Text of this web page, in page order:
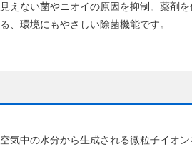
見えない菌やニオイの原因を抑制。薬剤
る、環境にもやさしい除菌機能です。
空気中の水分から生成される微粒子イオ